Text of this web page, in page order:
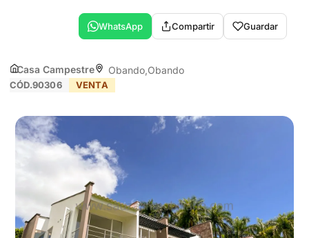
WhatsApp Compartir Guardar
Casa Campestre Obando Obando
CÓD.90306 VENTA